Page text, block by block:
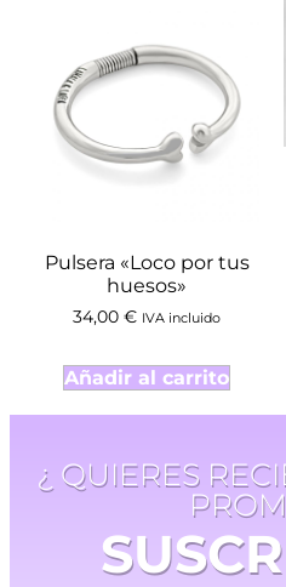
Pulsera «Loco por tus
huesos»
34,00 € IVA incluido
Añadir al carrito
¿ QUIERES